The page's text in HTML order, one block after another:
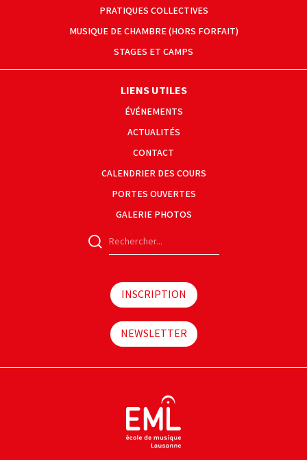
PRATIQUES COLLECTIVES
MUSIQUE DE CHAMBRE (HORS FORFAIT)
STAGES ET CAMPS
LIENS UTILES
ÉVÉNEMENTS
ACTUALITÉS
CONTACT
CALENDRIER DES COURS
PORTES OUVERTES
GALERIE PHOTOS
INSCRIPTION
NEWSLETTER